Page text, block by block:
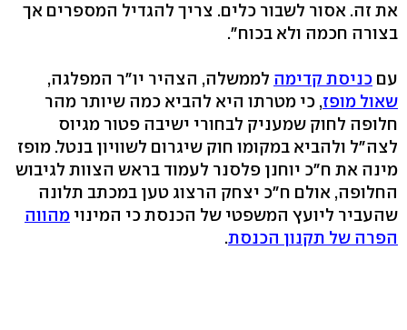
את זה. אסור לשבור כלים. צריך להגדיל המספרים אך
בצורה חכמה ולא בכוח".
עם כניסת קדימה לממשלה, הצהיר יו"ר המפלגה,
שאול מופז, כי מטרתו היא להביא כמה שיותר מהר
חלופה לחוק שמעניק לבחורי ישיבה פטור מגיוס
לצה"ל ולהביא במקומו חוק שיגרום לשוויון בנטל. מופז
מינה את ח"כ יוחנן פלסנר לעמוד בראש הצוות לגיבוש
החלופה, אולם ח"כ יצחק הרצוג טען במכתב תלונה
שהעביר ליועץ המשפטי של הכנסת כי המינוי מהווה
הפרה של תקנון הכנסת.